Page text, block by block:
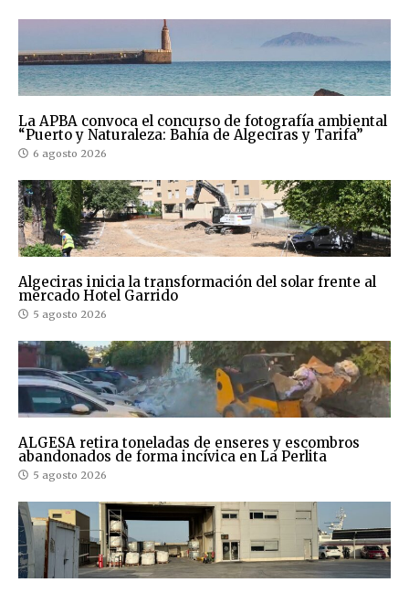
La APBA convoca el concurso de fotografía ambiental
“Puerto y Naturaleza: Bahía de Algeciras y Tarifa”
6 agosto 2026
Algeciras inicia la transformación del solar frente al
mercado Hotel Garrido
5 agosto 2026
ALGESA retira toneladas de enseres y escombros
abandonados de forma incívica en La Perlita
5 agosto 2026